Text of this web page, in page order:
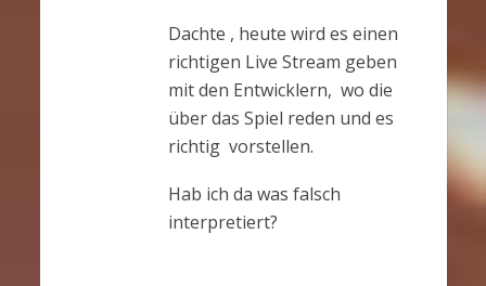
Dachte , heute wird es einen
richtigen Live Stream geben
mit den Entwicklern, wo die
über das Spiel reden und es
richtig vorstellen.
Hab ich da was falsch
interpretiert?